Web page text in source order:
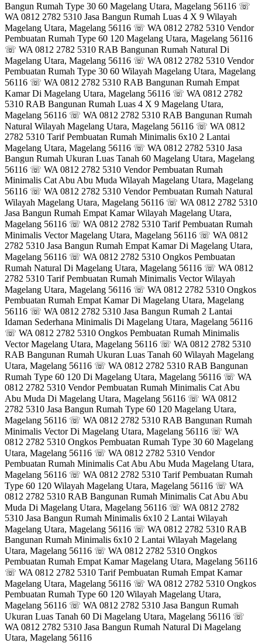
Bangun Rumah Type 30 60 Magelang Utara, Magelang 56116 ☏
WA 0812 2782 5310 Jasa Bangun Rumah Luas 4 X 9 Wilayah
Magelang Utara, Magelang 56116 ☏ WA 0812 2782 5310 Vendor
Pembuatan Rumah Type 60 120 Magelang Utara, Magelang 56116
☏ WA 0812 2782 5310 RAB Bangunan Rumah Natural Di
Magelang Utara, Magelang 56116 ☏ WA 0812 2782 5310 Vendor
Pembuatan Rumah Type 30 60 Wilayah Magelang Utara, Magelang
56116 ☏ WA 0812 2782 5310 RAB Bangunan Rumah Empat
Kamar Di Magelang Utara, Magelang 56116 ☏ WA 0812 2782
5310 RAB Bangunan Rumah Luas 4 X 9 Magelang Utara,
Magelang 56116 ☏ WA 0812 2782 5310 RAB Bangunan Rumah
Natural Wilayah Magelang Utara, Magelang 56116 ☏ WA 0812
2782 5310 Tarif Pembuatan Rumah Minimalis 6x10 2 Lantai
Magelang Utara, Magelang 56116 ☏ WA 0812 2782 5310 Jasa
Bangun Rumah Ukuran Luas Tanah 60 Magelang Utara, Magelang
56116 ☏ WA 0812 2782 5310 Vendor Pembuatan Rumah
Minimalis Cat Abu Abu Muda Wilayah Magelang Utara, Magelang
56116 ☏ WA 0812 2782 5310 Vendor Pembuatan Rumah Natural
Wilayah Magelang Utara, Magelang 56116 ☏ WA 0812 2782 5310
Jasa Bangun Rumah Empat Kamar Wilayah Magelang Utara,
Magelang 56116 ☏ WA 0812 2782 5310 Tarif Pembuatan Rumah
Minimalis Vector Magelang Utara, Magelang 56116 ☏ WA 0812
2782 5310 Jasa Bangun Rumah Empat Kamar Di Magelang Utara,
Magelang 56116 ☏ WA 0812 2782 5310 Ongkos Pembuatan
Rumah Natural Di Magelang Utara, Magelang 56116 ☏ WA 0812
2782 5310 Tarif Pembuatan Rumah Minimalis Vector Wilayah
Magelang Utara, Magelang 56116 ☏ WA 0812 2782 5310 Ongkos
Pembuatan Rumah Empat Kamar Di Magelang Utara, Magelang
56116 ☏ WA 0812 2782 5310 Jasa Bangun Rumah 2 Lantai
Idaman Sederhana Minimalis Di Magelang Utara, Magelang 56116
☏ WA 0812 2782 5310 Ongkos Pembuatan Rumah Minimalis
Vector Magelang Utara, Magelang 56116 ☏ WA 0812 2782 5310
RAB Bangunan Rumah Ukuran Luas Tanah 60 Wilayah Magelang
Utara, Magelang 56116 ☏ WA 0812 2782 5310 RAB Bangunan
Rumah Type 60 120 Di Magelang Utara, Magelang 56116 ☏ WA
0812 2782 5310 Vendor Pembuatan Rumah Minimalis Cat Abu
Abu Muda Di Magelang Utara, Magelang 56116 ☏ WA 0812
2782 5310 Jasa Bangun Rumah Type 60 120 Magelang Utara,
Magelang 56116 ☏ WA 0812 2782 5310 RAB Bangunan Rumah
Minimalis Vector Di Magelang Utara, Magelang 56116 ☏ WA
0812 2782 5310 Ongkos Pembuatan Rumah Type 30 60 Magelang
Utara, Magelang 56116 ☏ WA 0812 2782 5310 Vendor
Pembuatan Rumah Minimalis Cat Abu Abu Muda Magelang Utara,
Magelang 56116 ☏ WA 0812 2782 5310 Tarif Pembuatan Rumah
Type 60 120 Wilayah Magelang Utara, Magelang 56116 ☏ WA
0812 2782 5310 RAB Bangunan Rumah Minimalis Cat Abu Abu
Muda Di Magelang Utara, Magelang 56116 ☏ WA 0812 2782
5310 Jasa Bangun Rumah Minimalis 6x10 2 Lantai Wilayah
Magelang Utara, Magelang 56116 ☏ WA 0812 2782 5310 RAB
Bangunan Rumah Minimalis 6x10 2 Lantai Wilayah Magelang
Utara, Magelang 56116 ☏ WA 0812 2782 5310 Ongkos
Pembuatan Rumah Empat Kamar Magelang Utara, Magelang 56116
☏ WA 0812 2782 5310 Tarif Pembuatan Rumah Empat Kamar
Magelang Utara, Magelang 56116 ☏ WA 0812 2782 5310 Ongkos
Pembuatan Rumah Type 60 120 Wilayah Magelang Utara,
Magelang 56116 ☏ WA 0812 2782 5310 Jasa Bangun Rumah
Ukuran Luas Tanah 60 Di Magelang Utara, Magelang 56116 ☏
WA 0812 2782 5310 Jasa Bangun Rumah Natural Di Magelang
Utara, Magelang 56116